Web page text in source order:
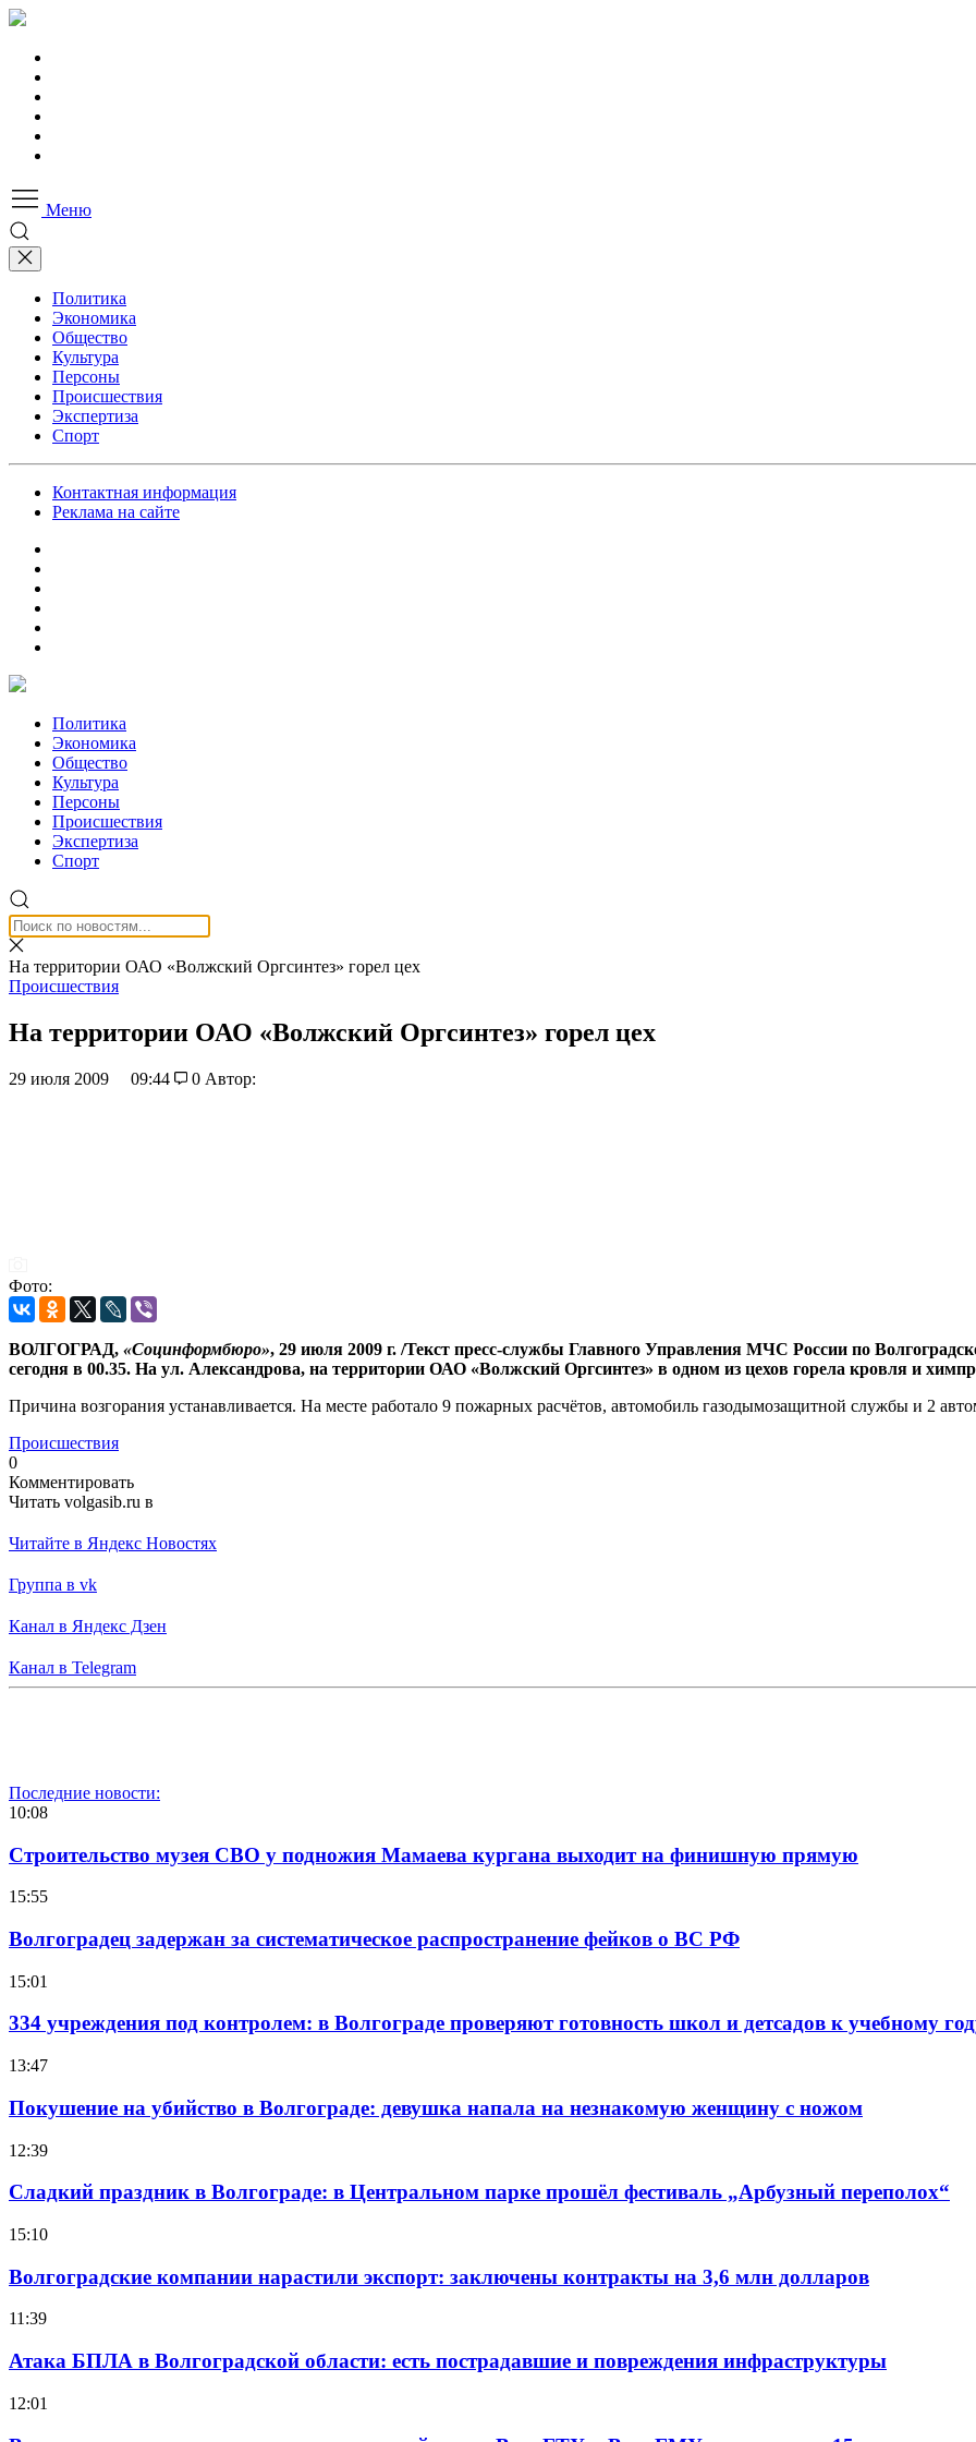
Меню
Политика
Экономика
Общество
Культура
Персоны
Происшествия
Экспертиза
Спорт
Контактная информация
Реклама на сайте
Политика
Экономика
Общество
Культура
Персоны
Происшествия
Экспертиза
Спорт
На территории ОАО «Волжский Оргсинтез» горел цех
Происшествия
На территории ОАО «Волжский Оргсинтез» горел цех
29 июля 2009 09:44 0 Автор:
Фото:
ВОЛГОГРАД, «Социнформбюро», 29 июля 2009 г. /Текст пресс-службы Главного Управления МЧС России по
сегодня в 00.35. На ул. Александрова, на территории ОАО «Волжский Оргсинтез» в одном из цехов горела кровля и
Причина возгорания устанавливается. На месте работало 9 пожарных расчётов, автомобиль газодымозащитной службы и 2
Происшествия
0
Комментировать
Читать volgasib.ru в
Читайте в Яндекс Новостях
Группа в vk
Канал в Яндекс Дзен
Канал в Telegram
Последние новости:
10:08
Строительство музея СВО у подножия Мамаева кургана выходит на финишную прямую
15:55
Волгоградец задержан за систематическое распространение фейков о ВС РФ
15:01
334 учреждения под контролем: в Волгограде проверяют готовность школ и детсадов к учебному
13:47
Покушение на убийство в Волгограде: девушка напала на незнакомую женщину с ножом
12:39
Сладкий праздник в Волгограде: в Центральном парке прошёл фестиваль „Арбузный переполох“
15:10
Волгоградские компании нарастили экспорт: заключены контракты на 3,6 млн долларов
11:39
Атака БПЛА в Волгоградской области: есть пострадавшие и повреждения инфраструктуры
12:01